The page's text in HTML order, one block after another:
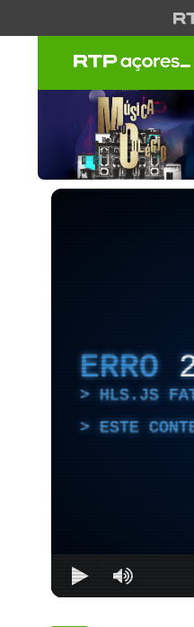
ERRO
HLS.JS
ESTE